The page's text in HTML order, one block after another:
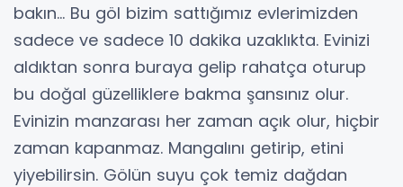
bakın... Bu göl bizim sattığımız evlerimizden
sadece ve sadece 10 dakika uzaklıkta. Evinizi
aldıktan sonra buraya gelip rahatça oturup
bu doğal güzelliklere bakma şansınız olur.
Evinizin manzarası her zaman açık olur, hiçbir
zaman kapanmaz. Mangalını getirip, etini
yiyebilirsin. Gölün suyu çok temiz dağdan